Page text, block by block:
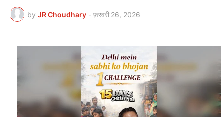
by JR Choudhary - फ़रवरी 26, 2026